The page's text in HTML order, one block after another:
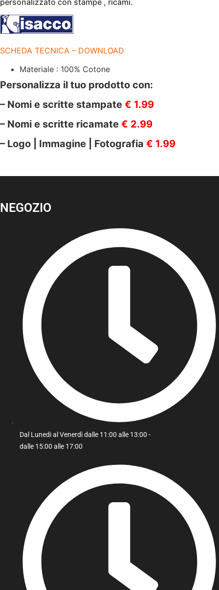
|
220
GR/M2
|
personalizzato con stampe , ricami.
SCHEDA TECNICA – DOWNLOAD
Materiale : 100% Cotone
Personalizza il tuo prodotto con:
– Nomi e scritte stampate € 1.99
– Nomi e scritte ricamate € 2.99
– Logo | Immagine | Fotografia € 1.99
NEGOZIO
Dal Lunedi al Venerdì dalle 11:00 alle 13:00 -
dalle 15:00 alle 17:00